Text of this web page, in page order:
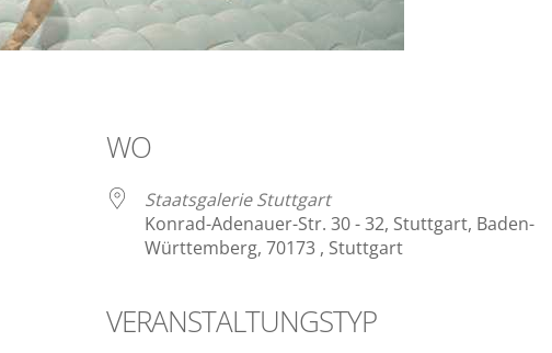
iCalendar
WO
Staatsgalerie Stuttgart
Konrad-Adenauer-Str. 30 - 32, Stuttgart, Baden-
Württemberg, 70173 , Stuttgart
VERANSTALTUNGSTYP